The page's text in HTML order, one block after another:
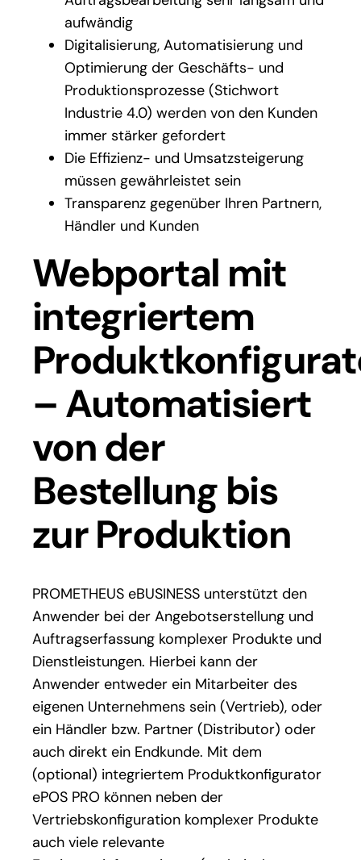
aufwändig
Digitalisierung, Automatisierung und
Optimierung der Geschäfts- und
Produktionsprozesse (Stichwort
Industrie 4.0) werden von den Kunden
immer stärker gefordert
Die Effizienz- und Umsatzsteigerung
müssen gewährleistet sein
Transparenz gegenüber Ihren Partnern,
Händler und Kunden
Webportal mit
integriertem
– Automatisiert
von der
Bestellung bis
zur Produktion
PROMETHEUS eBUSINESS unterstützt den
Anwender bei der Angebotserstellung und
Auftragserfassung komplexer Produkte und
Dienstleistungen. Hierbei kann der
Anwender entweder ein Mitarbeiter des
eigenen Unternehmens sein (Vertrieb), oder
ein Händler bzw. Partner (Distributor) oder
auch direkt ein Endkunde. Mit dem
(optional) integriertem Produktkonfigurator
ePOS PRO können neben der
Vertriebskonfiguration komplexer Produkte
auch viele relevante